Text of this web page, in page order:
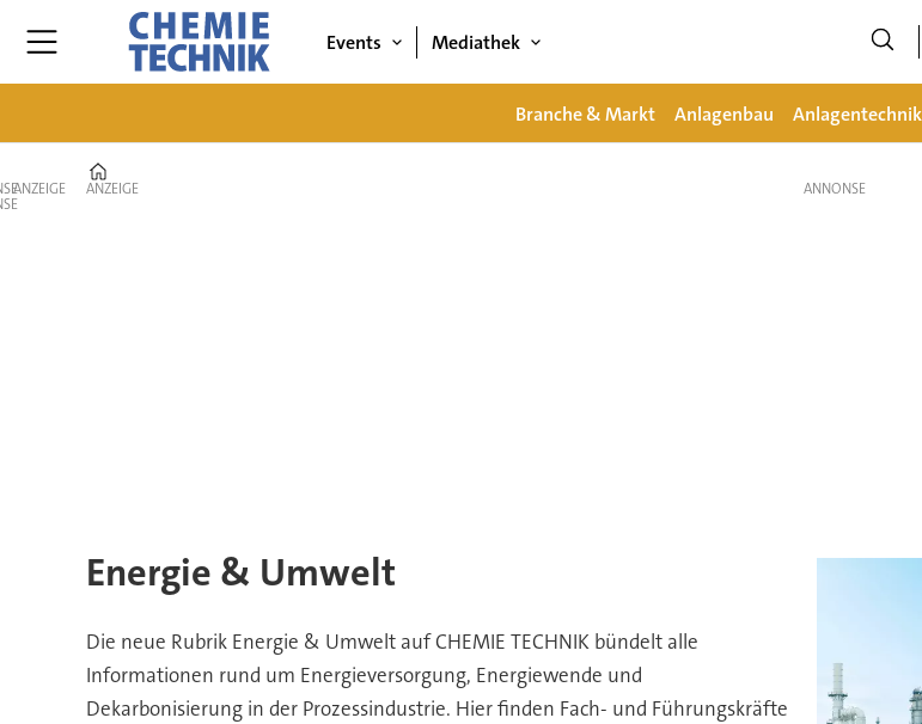
Events Mediathek
Branche & Markt Anlagenbau Anlagentechnik
ANZEIGE
Energieversorgung
Dekarbonisierung
ANZEIGE
Energie & Umwelt
Die neue Rubrik Energie & Umwelt auf CHEMIE TECHNIK bündelt alle
Informationen rund um Energieversorgung, Energiewende und
Dekarbonisierung in der Prozessindustrie. Hier finden Fach- und Führungskräfte